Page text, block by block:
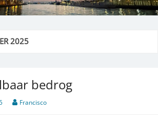
2025
bedrog
Francisco